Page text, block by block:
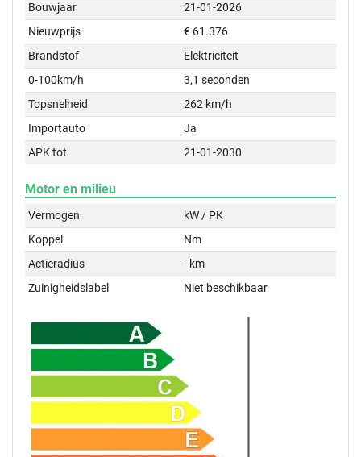
Bouwjaar
21-01-2026
Nieuwprijs
€ 61.376
Brandstof
Elektriciteit
0-100km/h
3,1 seconden
Topsnelheid
262 km/h
Importauto
Ja
APK tot
21-01-2030
Motor en milieu
Vermogen
kW / PK
Koppel
Nm
Actieradius
- km
Zuinigheidslabel
Niet beschikbaar